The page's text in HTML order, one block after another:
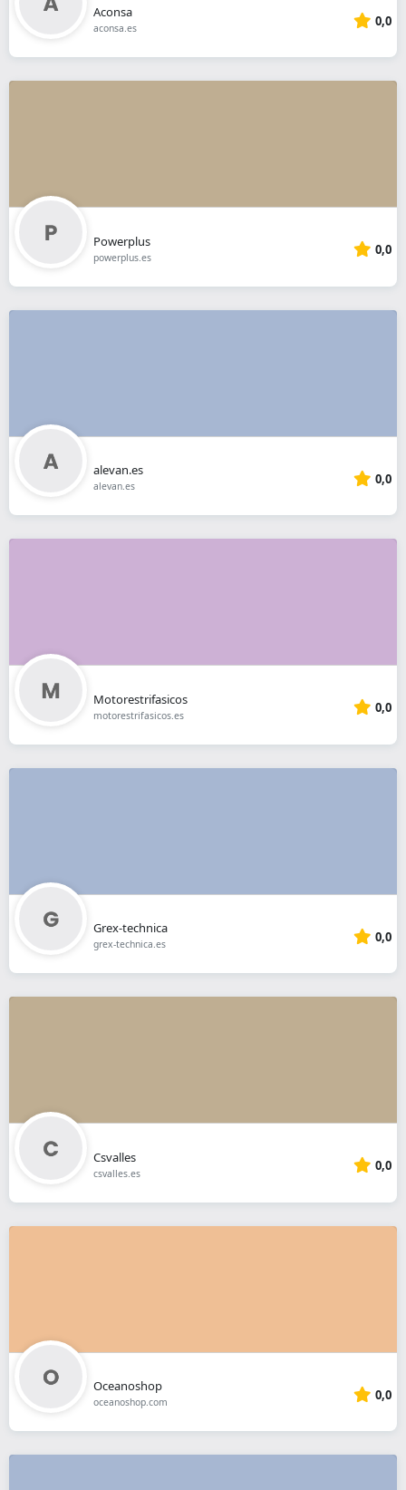
Aconsa
aconsa.es 0,0
Powerplus
powerplus.es 0,0
alevan.es
alevan.es 0,0
Motorestrifasicos
motorestrifasicos.es 0,0
Grex-technica
grex-technica.es 0,0
Csvalles
csvalles.es 0,0
Oceanoshop
oceanoshop.com 0,0